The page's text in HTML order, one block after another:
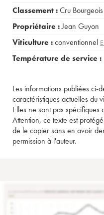
Classement :Cru Bourgeois
Propriétaire :Jean Guyon
Viticulture :conventionnel
Température de service :
Les informations publiées ci-
caractéristiques actuelles du
Elles ne sont pas spécifiques
Attention, ce texte est
de le copier sans en avoir
permission à l'auteur.